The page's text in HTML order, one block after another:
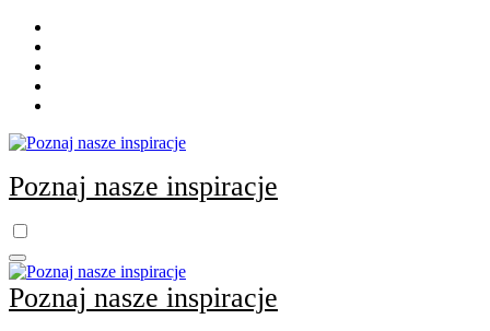
Skip
content
Poznaj nasze inspiracje
Poznaj nasze inspiracje